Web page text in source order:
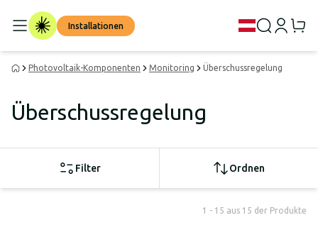
Installationen
Photovoltaik-Komponenten Monitoring Überschussregelung
Überschussregelung
Filter Ordnen
1 - 15 aus 15 der Produkte